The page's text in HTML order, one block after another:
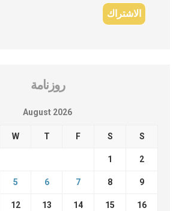
روزنامة
August 2026
W T F S S
1 2
5 6 7 8 9
12 13 14 15 16